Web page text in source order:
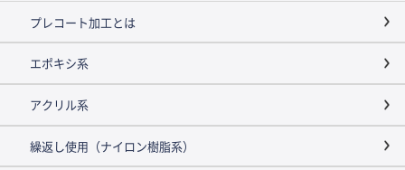
プレコート加工とは
エポキシ系
アクリル系
繰返し使用（ナイロン樹脂系）